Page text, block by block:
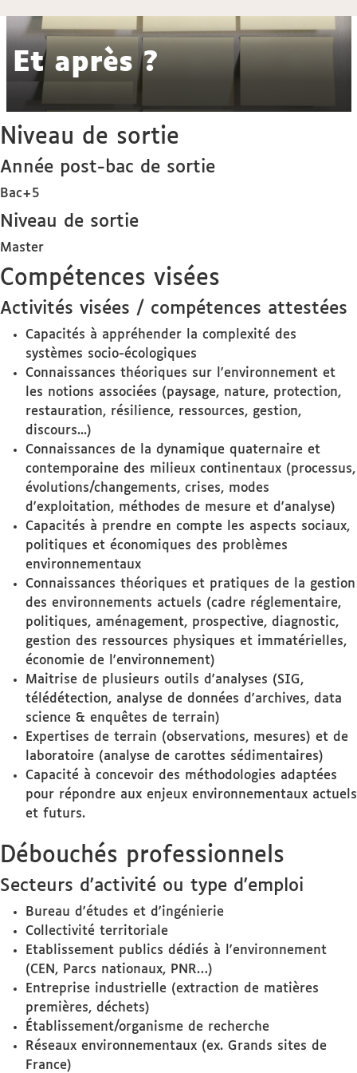
Et après ?
Niveau de sortie
Année post-bac de sortie
Bac+5
Niveau de sortie
Master
Compétences visées
Activités visées / compétences attestées
Capacités à appréhender la complexité des
systèmes socio-écologiques
Connaissances théoriques sur l'environnement et
les notions associées (paysage, nature, protection,
restauration, résilience, ressources, gestion,
discours...)
Connaissances de la dynamique quaternaire et
contemporaine des milieux continentaux (processus,
évolutions/changements, crises, modes
d'exploitation, méthodes de mesure et d'analyse)
Capacités à prendre en compte les aspects sociaux,
politiques et économiques des problèmes
environnementaux
Connaissances théoriques et pratiques de la gestion
des environnements actuels (cadre réglementaire,
politiques, aménagement, prospective, diagnostic,
gestion des ressources physiques et immatérielles,
économie de l'environnement)
Maitrise de plusieurs outils d'analyses (SIG,
télédétection, analyse de données d'archives, data
science & enquêtes de terrain)
Expertises de terrain (observations, mesures) et de
laboratoire (analyse de carottes sédimentaires)
Capacité à concevoir des méthodologies adaptées
pour répondre aux enjeux environnementaux actuels
et futurs.
Débouchés professionnels
Secteurs d'activité ou type d'emploi
Bureau d'études et d'ingénierie
Collectivité territoriale
Etablissement publics dédiés à l'environnement
(CEN, Parcs nationaux, PNR…)
Entreprise industrielle (extraction de matières
premières, déchets)
Établissement/organisme de recherche
Réseaux environnementaux (ex. Grands sites de
France)